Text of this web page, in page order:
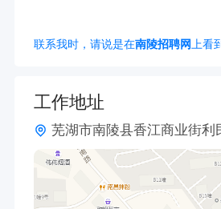
联系我时，请说是在南陵招聘网 上看
工作地址
芜湖市南陵县香江商业街利